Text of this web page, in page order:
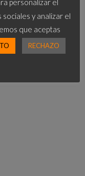
¿Podré ser
personalizar el
y analizar el
que aceptas
RECHAZO